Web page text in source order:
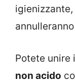
Potete unire
non acido